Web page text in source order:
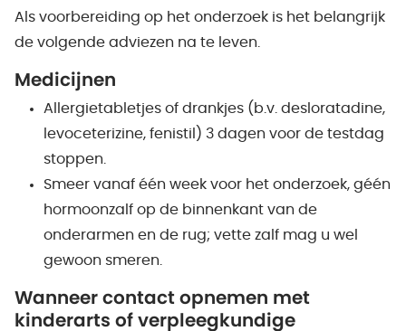
Als voorbereiding op het onderzoek is het belangrijk
de volgende adviezen na te leven.
Medicijnen
Allergietabletjes of drankjes (b.v. desloratadine,
levoceterizine, fenistil) 3 dagen voor de testdag
stoppen.
Smeer vanaf één week voor het onderzoek, géén
hormoonzalf op de binnenkant van de
onderarmen en de rug; vette zalf mag u wel
gewoon smeren.
Wanneer contact opnemen met
kinderarts of verpleegkundige